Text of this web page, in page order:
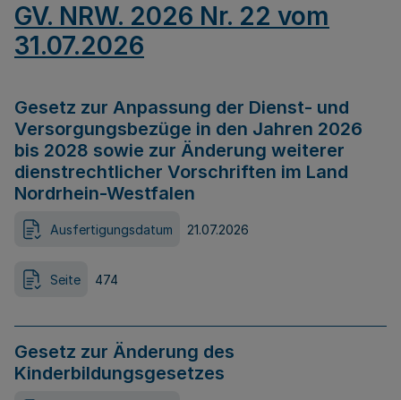
GV. NRW. 2026 Nr. 22 vom
31.07.2026
Gesetz zur Anpassung der Dienst- und
Versorgungsbezüge in den Jahren 2026
bis 2028 sowie zur Änderung weiterer
dienstrechtlicher Vorschriften im Land
Nordrhein-Westfalen
Ausfertigungsdatum 21.07.2026
Seite 474
Gesetz zur Änderung des
Kinderbildungsgesetzes